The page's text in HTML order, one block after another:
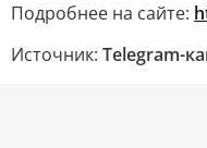
Подробнее на сайте:
Источник: Telegram-